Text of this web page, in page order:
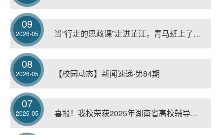
09
2026-05 当“行走的思政课”走进芷江，青马班上了一堂信仰必修课
08
2026-05 【校园动态】新闻速递·第84期
07
2026-05 喜报！我校荣获2025年湖南省高校辅导员工作与学生工作多项表彰